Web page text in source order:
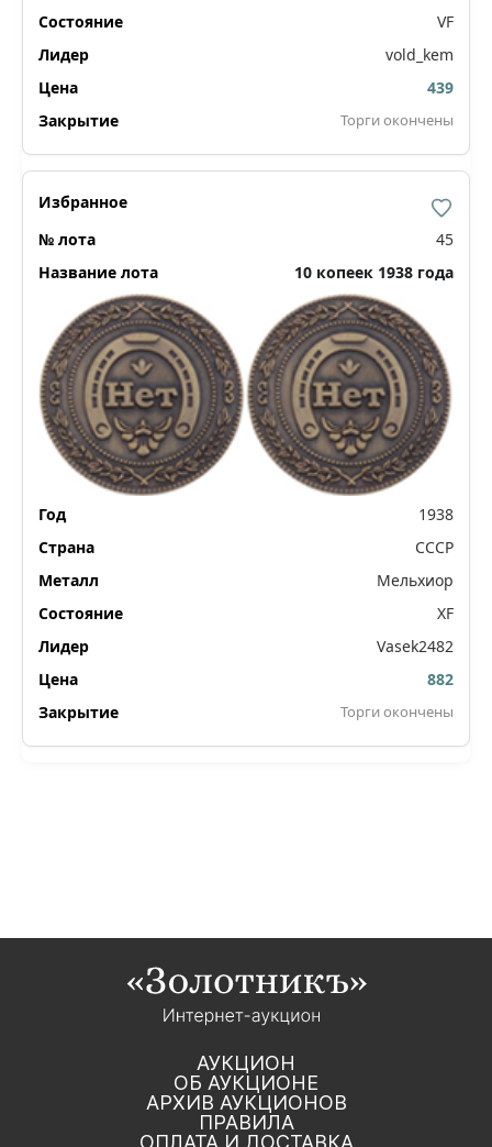
VF
vold_kem
439
Торги окончены
45
10 копеек 1938 года
1938
СССР
Мельхиор
XF
Vasek2482
882
Торги окончены
АУКЦИОН
ОБ АУКЦИОНЕ
АРХИВ АУКЦИОНОВ
ПРАВИЛА
ОПЛАТА И ДОСТАВКА